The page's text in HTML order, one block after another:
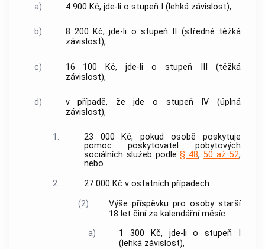
a) 4 900 Kč, jde-li o stupeň I (lehká závislost),
b)
8 200 Kč, jde-li o stupeň II (středně těžká
závislost),
c)
16 100 Kč, jde-li o stupeň III (těžká
závislost),
d)
v případě, že jde o stupeň IV (úplná
závislost),
1.
23 000 Kč, pokud osobě poskytuje
pomoc poskytovatel pobytových
sociálních služeb podle§ 48,50 až 52,
nebo
2.
27 000 Kč v ostatních případech.
(2)
Výše příspěvku pro osoby starší
18 let činí za kalendářní měsíc
a)
1 300 Kč, jde-li o stupeň I
(lehká závislost),